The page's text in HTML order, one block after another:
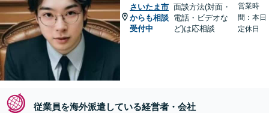
さいたま市
からも相談
受付中
面談方法(対面・
電話・ビデオな
ど)は応相談
営業時
間：本日
定休日
従業員を海外派遣している経営者・会社